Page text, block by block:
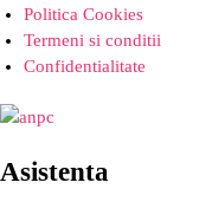
Politica Cookies
Termeni si conditii
Confidentialitate
Asistenta